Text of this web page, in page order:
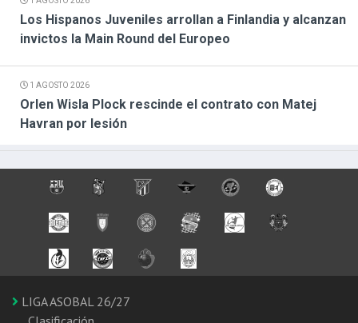
Los Hispanos Juveniles arrollan a Finlandia y alcanzan
invictos la Main Round del Europeo
1 AGOSTO 2026
Orlen Wisla Plock rescinde el contrato con Matej
Havran por lesión
LIGA ASOBAL 26/27